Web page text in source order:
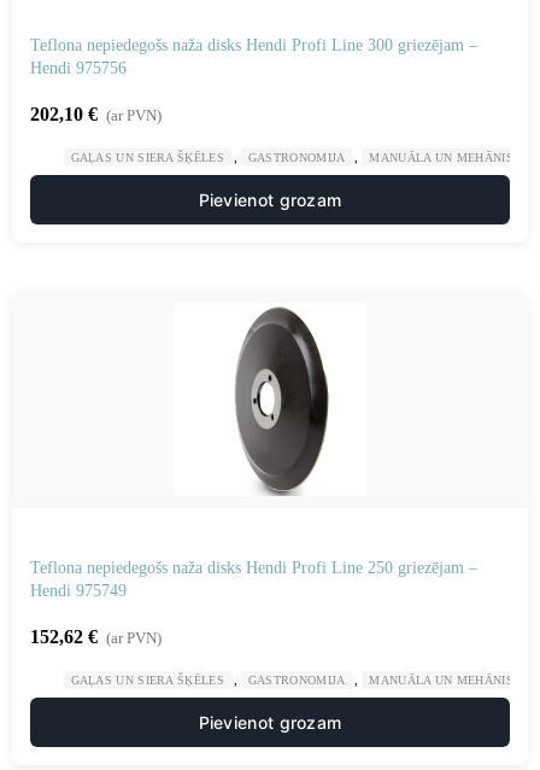
Teflona nepiedegošs naža disks Hendi Profi Line 300 griezējam –
Hendi 975756
202,10 € (ar PVN)
GAĻAS UN SIERA ŠĶĒLES GASTRONOMIJA MANUĀLA UN MEHĀNISKA
Pievienot grozam
Teflona nepiedegošs naža disks Hendi Profi Line 250 griezējam –
Hendi 975749
152,62 € (ar PVN)
GAĻAS UN SIERA ŠĶĒLES GASTRONOMIJA MANUĀLA UN MEHĀNISKA
Pievienot grozam